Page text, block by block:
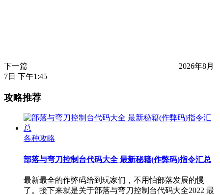
下一篇
2026年8月
7日 下午1:45
攻略推荐
各种攻略
部落与弯刀控制台代码大全 最新秘籍(作弊码)指令汇总
最新最全的作弊码给到玩家们，不用怕部落发展的慢
了。接下来就是关于部落与弯刀控制台代码大全2022 最